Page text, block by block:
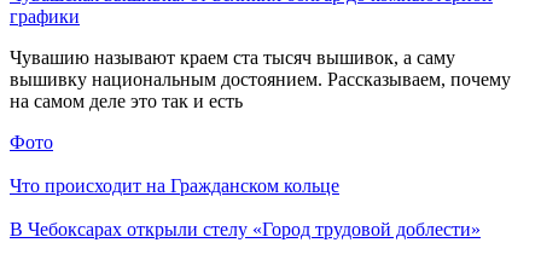
графики
Чувашию называют краем ста тысяч вышивок, а саму
вышивку национальным достоянием. Рассказываем, почему
на самом деле это так и есть
Фото
Что происходит на Гражданском кольце
В Чебоксарах открыли стелу «Город трудовой доблести»